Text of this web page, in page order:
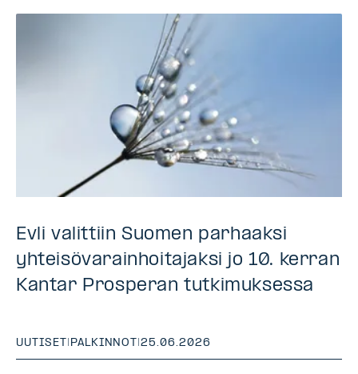
Evli valittiin Suomen parhaaksi
yhteisövarainhoitajaksi jo 10. kerran
Kantar Prosperan tutkimuksessa
UUTISET | PALKINNOT |25.06.2026